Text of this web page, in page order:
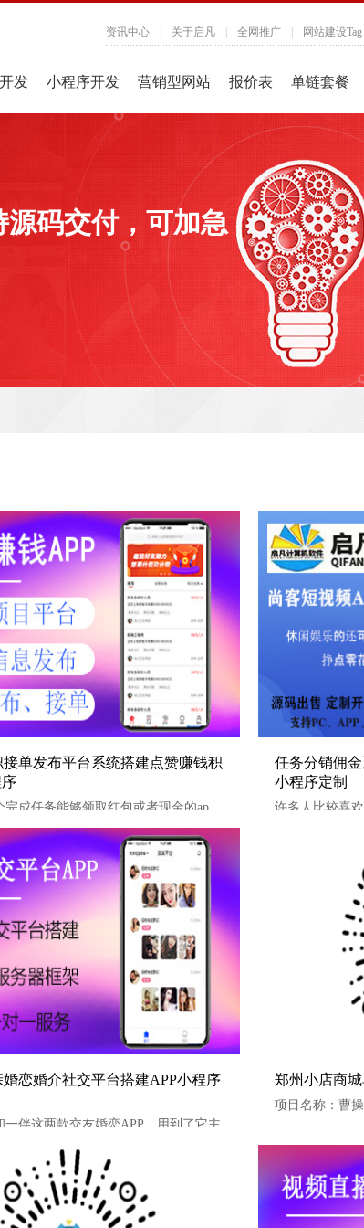
资讯中心 关于启凡 全网推广 网站建设Tag
发 小程序开发 营销型网站 报价表 单链套餐
码交付，可加急
发布平台系统搭建点赞赚钱积分类APP小
单发布平台系统搭建点赞赚钱积
任务分销佣金
任务分销佣
小程序定制
婚介社交平台搭建APP小程序开发定制
婚恋婚介社交平台搭建APP小程序
一伴这两款交友婚恋APP。用到了它主
郑州小店商城
郑州小店商